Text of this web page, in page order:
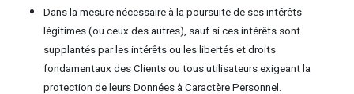
Dans la mesure nécessaire à la poursuite de ses intérêts
légitimes (ou ceux des autres), sauf si ces intérêts sont
supplantés par les intérêts ou les libertés et droits
fondamentaux des Clients ou tous utilisateurs exigeant la
protection de leurs Données à Caractère Personnel.